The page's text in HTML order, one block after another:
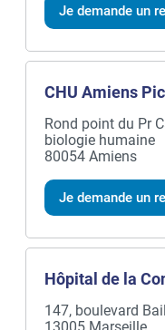
Je demande un
CHU Amiens
Rond point du Pr
biologie humaine
80054 Amiens
Je demande un
Hôpital de la
147, boulevard